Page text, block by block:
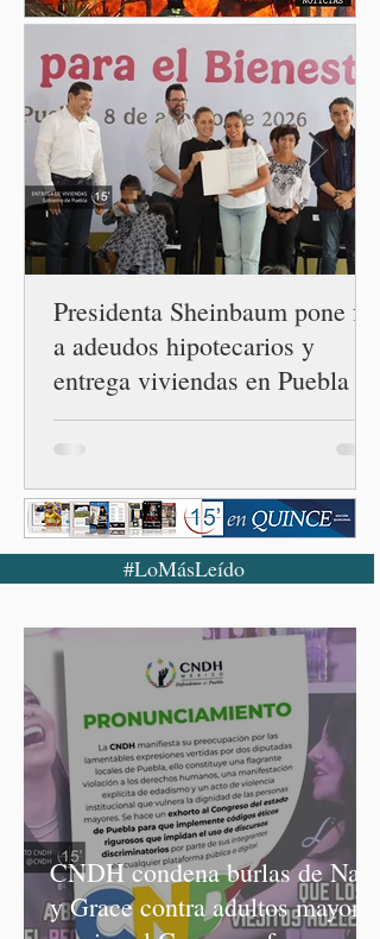
México y Perú. “Es
la orientación política de
los gobiernos —porque hay
orientaciones políticas de
los gobiernos, llegan por
un partido, llegan por otro
— es importante que México
tenga relaciones
diplomáticas con el mu
Presidenta Sheinbaum pone fin
a adeudos hipotecarios y
entrega viviendas en Puebla
#LoMásLeído
CNDH condena burlas de Nay
y Grace contra adultos mayores